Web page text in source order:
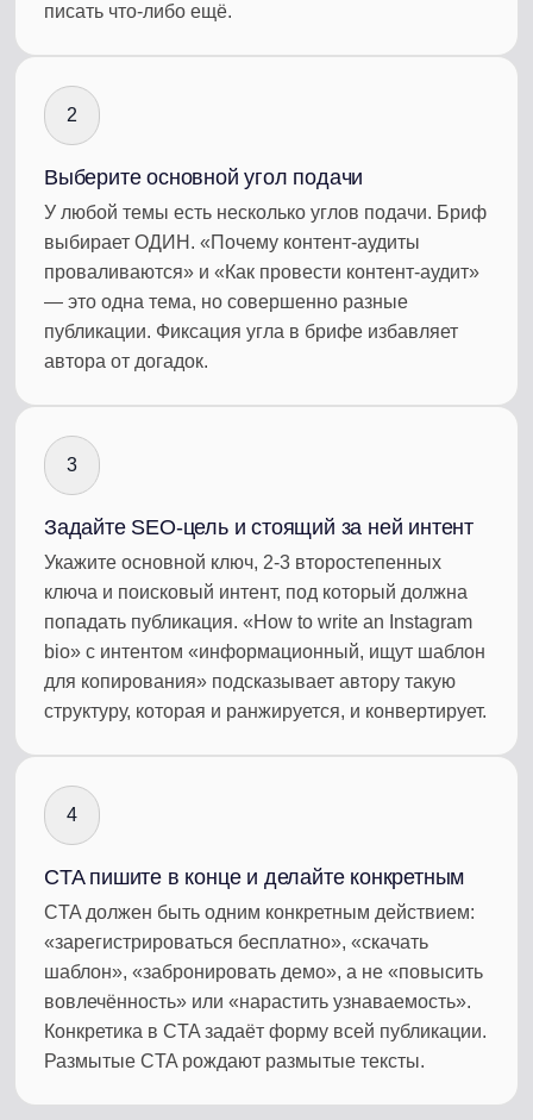
писать что-либо ещё.
2
Выберите основной угол подачи
У любой темы есть несколько углов подачи. Бриф
выбирает ОДИН. «Почему контент-аудиты
проваливаются» и «Как провести контент-аудит»
— это одна тема, но совершенно разные
публикации. Фиксация угла в брифе избавляет
автора от догадок.
3
Задайте SEO-цель и стоящий за ней интент
Укажите основной ключ, 2-3 второстепенных
ключа и поисковый интент, под который должна
попадать публикация. «How to write an Instagram
bio» с интентом «информационный, ищут шаблон
для копирования» подсказывает автору такую
структуру, которая и ранжируется, и конвертирует.
4
CTA пишите в конце и делайте конкретным
CTA должен быть одним конкретным действием:
«зарегистрироваться бесплатно», «скачать
шаблон», «забронировать демо», а не «повысить
вовлечённость» или «нарастить узнаваемость».
Конкретика в CTA задаёт форму всей публикации.
Размытые CTA рождают размытые тексты.